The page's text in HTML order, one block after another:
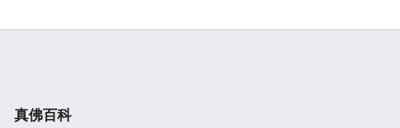
真佛百科